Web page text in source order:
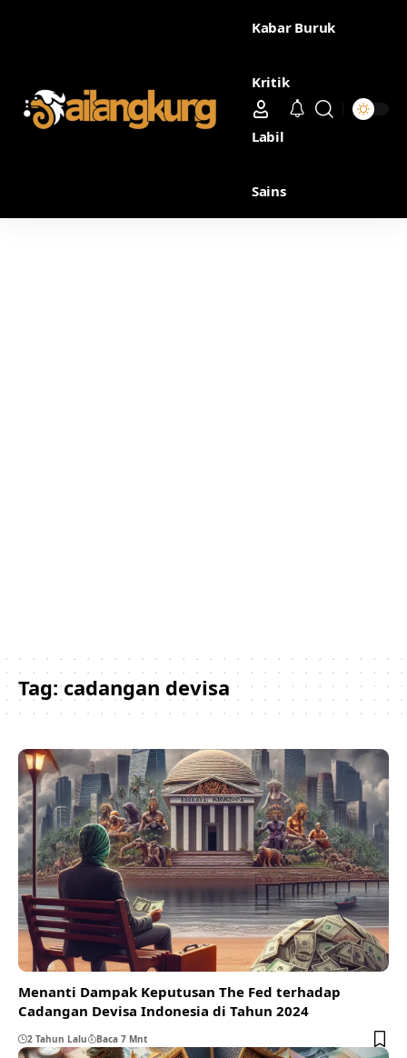
Kabar Buruk
Kritik
Labil
Sains
Tag:cadangan devisa
Menanti Dampak Keputusan The Fed terhadap
Cadangan Devisa Indonesia di Tahun 2024
2 Tahun Lalu Baca 7 Mnt